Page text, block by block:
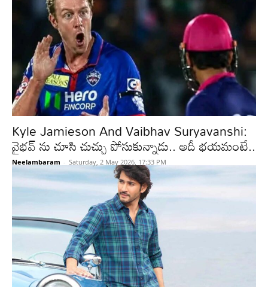
Kyle Jamieson And Vaibhav Suryavanshi:
వైభవ్ ను చూసి చుచ్చు పోసుకున్నాడు.. అదీ భయమంటే..
Neelambaram - Saturday, 2 May 2026, 17:33 PM